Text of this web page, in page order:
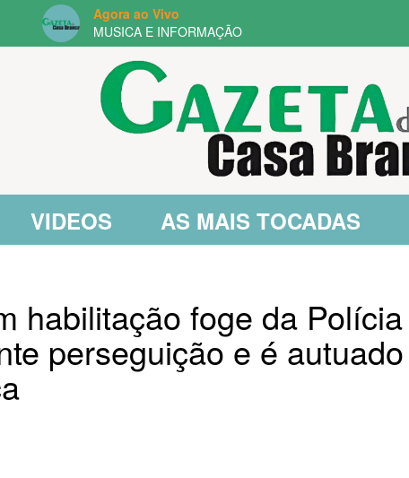
Agora ao Vivo
MUSICA E INFORMAÇÃO
VIDEOS AS MAIS TOCADAS
habilitação foge da Polícia
perseguição e é autuado